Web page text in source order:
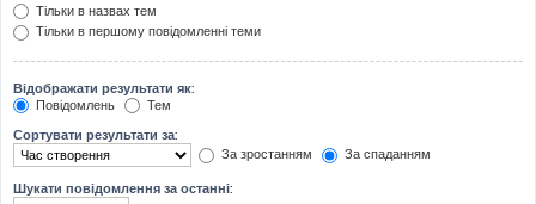
Тільки в назвах тем
Тільки в першому повідомленні теми
Відображати результати як:
Повідомлень
Тем
Сортувати результати за:
За зростанням
За спаданням
Шукати повідомлення за останні: